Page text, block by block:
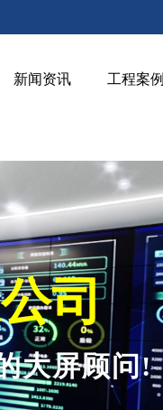
新闻资讯 工程案例
司
大屏顾问!